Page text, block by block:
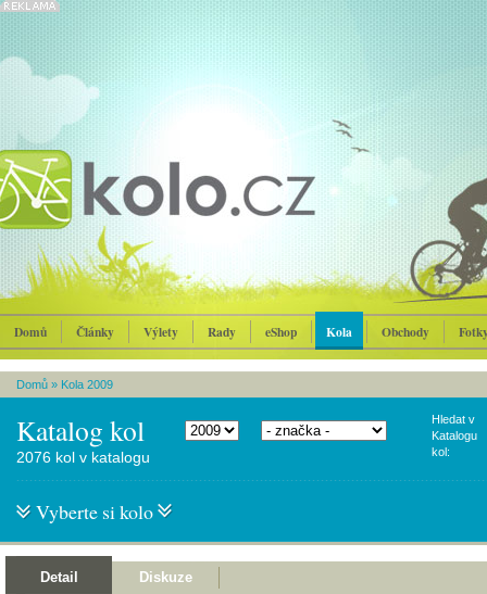
Domů Články Výlety Rady eShop Kola Obchody
Domů » Kola 2009
Katalog kol
Hledat v
Katalogu
kol:
2076 kol v katalogu
Vyberte si kolo
Detail Diskuze